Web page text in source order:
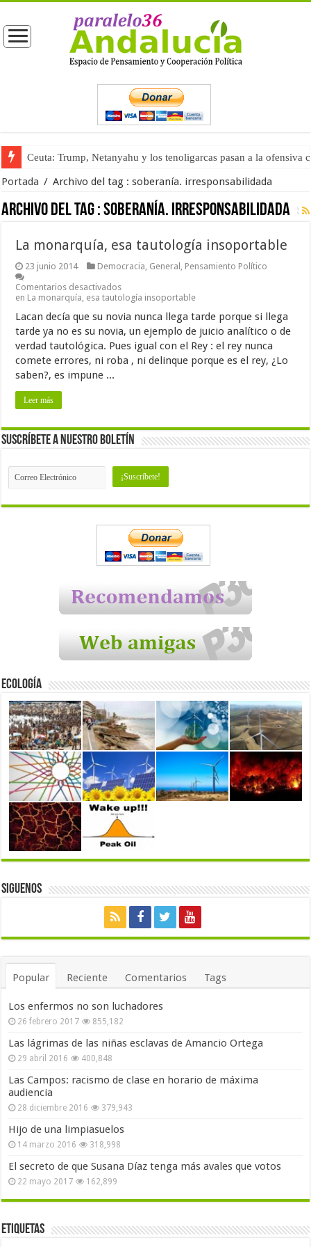
Ceuta: Trump, Netanyahu y los tenoligarcas pasan a la ofensiva
Portada / Archivo del tag :soberanía. irresponsabilidada
Archivo del tag :soberanía. irresponsabilidada
La monarquía, esa tautología insoportable
23 junio 2014 Democracia, General , Pensamiento Político
Comentarios desactivados
en La monarquía, esa tautología insoportable
Lacan decía que su novia nunca llega tarde porque si llega
tarde ya no es su novia, un ejemplo de juicio analítico o de
verdad tautológica. Pues igual con el Rey : el rey nunca
comete errores, ni roba , ni delinque porque es el rey, ¿Lo
saben?, es impune ...
Leer más
Suscríbete a nuestro Boletín
Ecología
Siguenos
Popular Reciente Comentarios Tags
Los enfermos no son luchadores
26 febrero 2017 855,182
Las lágrimas de las niñas esclavas de Amancio Ortega
29 abril 2016 400,848
Las Campos: racismo de clase en horario de máxima
audiencia
28 diciembre 2016 379,943
Hijo de una limpiasuelos
14 marzo 2016 318,998
El secreto de que Susana Díaz tenga más avales que votos
22 mayo 2017 162,899
Etiquetas